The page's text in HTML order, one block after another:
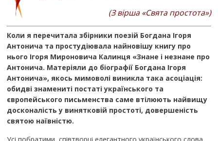
(З вірша «Свята простота»)
Коли я перечитала збірники поезій Богдана Ігоря
Антонича та простудіювала найновішу книгу про
нього Ігоря Мироновича Калинця «Знане і незнане про
Антонича. Матеріяли до біографії Богдана Ігоря
Антонича», якось мимоволі виникла така асоціація:
обидві знамениті постаті українського та
європейського письменства саме втілюють найвищу
досконалість у винятковій простоті, довершеність
святою наївністю.
Усі побратими, співтворці елегантного українського слова,